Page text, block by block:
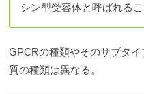
シン型受容体と呼ばれるこ
GPCRの種類やそのサブタ
質の種類は異なる。